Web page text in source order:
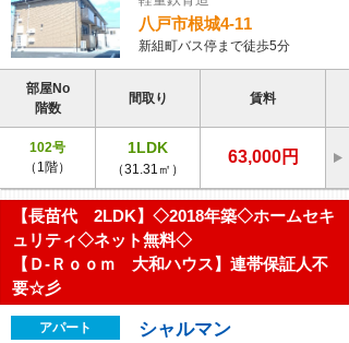
八戸市根城4-11
新組町バス停まで徒歩5分
部屋No
階数
間取り 賃料
102号
（1階）
1LDK
（31.31㎡）
63,000円
【長苗代 2LDK】◇2018年築◇ホームセキ
ュリティ◇ネット無料◇
【Ｄ-Ｒｏｏｍ 大和ハウス】連帯保証人不
要☆彡
アパート シャルマン